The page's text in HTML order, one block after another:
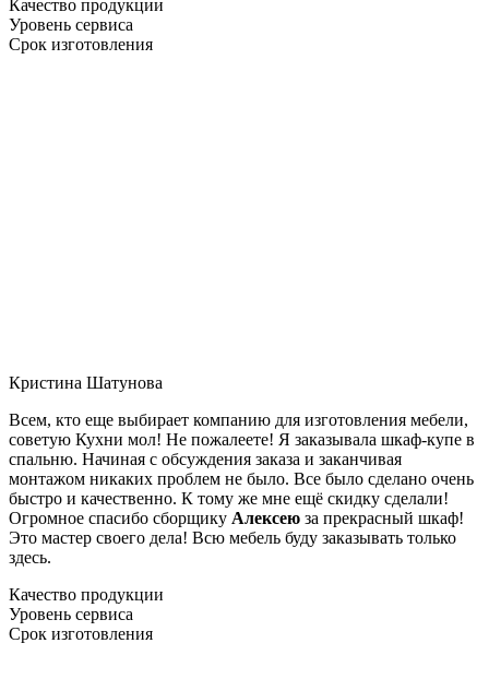
Качество продукции
Уровень сервиса
Срок изготовления
Кристина Шатунова
Всем, кто еще выбирает компанию для изготовления мебели,
советую Кухни мол! Не пожалеете! Я заказывала шкаф-купе в
спальню. Начиная с обсуждения заказа и заканчивая
монтажом никаких проблем не было. Все было сделано очень
быстро и качественно. К тому же мне ещё скидку сделали!
Огромное спасибо сборщику Алексею за прекрасный шкаф!
Это мастер своего дела! Всю мебель буду заказывать только
здесь.
Качество продукции
Уровень сервиса
Срок изготовления